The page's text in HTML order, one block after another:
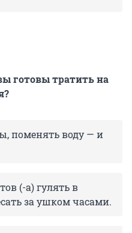
готовы тратить на
поменять воду — и
(-а) гулять в
за ушком часами.